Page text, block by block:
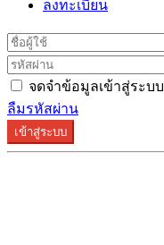
ลงทะเบียน
จดจำข้อมูลเข้าสู่ระบบ
ลืมรหัสผ่าน
เข้าสู่ระบบ